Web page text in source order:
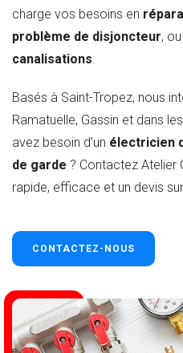
charge vos besoins en
problème de disjoncteur,
canalisations.
Basés à Saint-Tropez, nous
Ramatuelle, Gassin et dans
avez besoin d’un électricien
de garde ? Contactez Atelier
rapide, efficace et un devis
CONTACTEZ-NOUS